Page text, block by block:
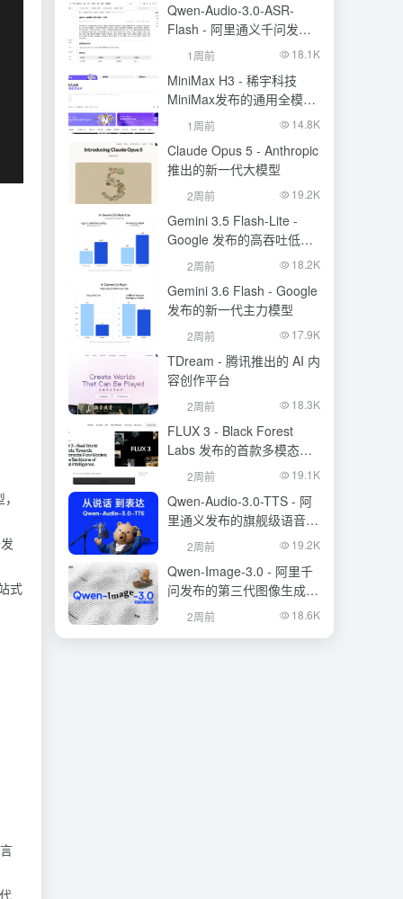
式
Qwen-Audio-3.0-ASR-
Flash - 阿里通义千问发布
的语音识别大模型
1周前 18.1K
MiniMax H3 - 稀宇科技
MiniMax发布的通用全模态
生成模型
1周前 14.8K
Claude Opus 5 - Anthropic
推出的新一代大模型
2周前 19.2K
Gemini 3.5 Flash-Lite -
Google 发布的高吞吐低成
本模型
2周前 18.2K
Gemini 3.6 Flash - Google
发布的新一代主力模型
2周前 17.9K
TDream - 腾讯推出的 AI 内
容创作平台
2周前 18.3K
FLUX 3 - Black Forest
Labs 发布的首款多模态基
础模型
2周前 19.1K
Qwen-Audio-3.0-TTS - 阿
里通义发布的旗舰级语音合
成大模型
2周前 19.2K
Qwen-Image-3.0 - 阿里千
问发布的第三代图像生成基
础模型
2周前 18.6K